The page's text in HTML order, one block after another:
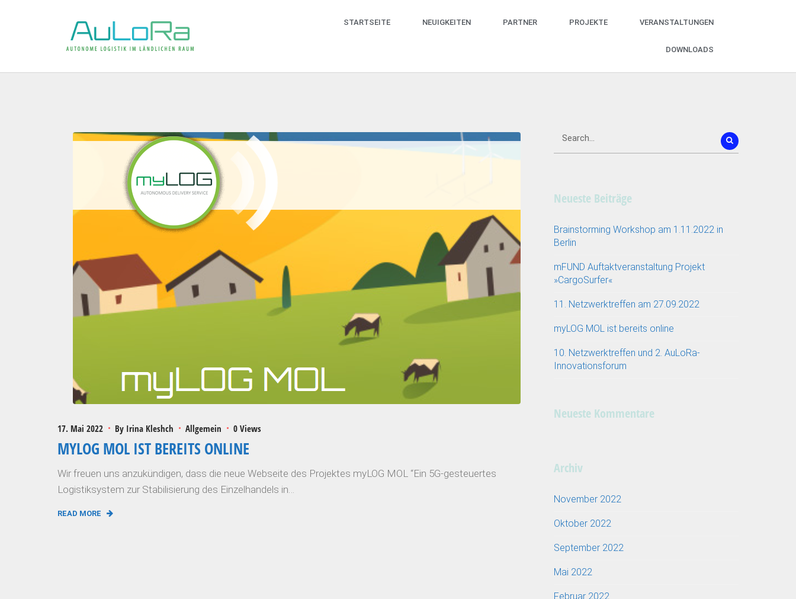
STARTSEITE NEUIGKEITEN PARTNER PROJEKTE VERANSTALTUNGEN
DOWNLOADS
17. Mai 2022 By Irina Kleshch Allgemein 0 Views
MYLOG MOL IST BEREITS ONLINE
Wir freuen uns anzukündigen, dass die neue Webseite des Projektes myLOG MOL “Ein 5G-gesteuertes
Logistiksystem zur Stabilisierung des Einzelhandels in…
READ MORE
Neueste Beiträge
Brainstorming Workshop am 1.11.2022 in
Berlin
mFUND Auftaktveranstaltung Projekt
»CargoSurfer«
11. Netzwerktreffen am 27.09.2022
myLOG MOL ist bereits online
10. Netzwerktreffen und 2. AuLoRa-
Innovationsforum
Neueste Kommentare
Archiv
November 2022
Oktober 2022
September 2022
Mai 2022
Februar 2022